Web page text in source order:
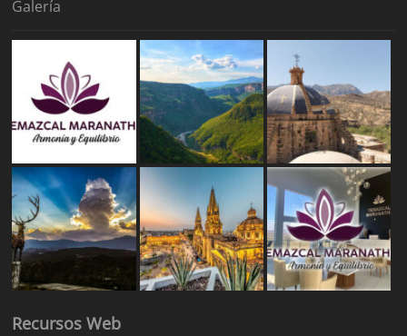
Galería
Recursos Web